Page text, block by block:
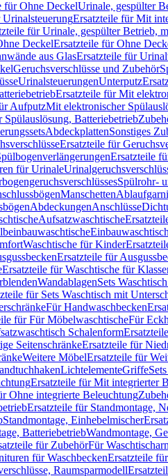
für Ohne DeckelUrinale, gespülter
Ersatzteile für Mit
für Urinale, gespülter Betrieb,
DeckelErsatzteile für Ohne
aus GlasErsatzteile für
Geruchsverschlüsse und Zubehör
UrinalsteuerungenUnterputz
Ersatzteile für Mit
AufputzMit elektronischer
Batteriebetrieb
AbdeckplattenSonstiges
Ersatzteile für
Ersatzteile
für Urinale
Spülrohr-
Manschetten
AbdeckungenAnschlüsse
Aufsatzwaschtische
Waschtische für Kinder
Ersatzteile für
Ersatzteile für Waschtische für
WandablagenSets
für Sets Waschtisch mit
Für Handwaschbecken
für Für MöbelwaschtischeFür
Schalenform
SeitenschränkeErsatzteile für
Weitere MöbelErsatzteile für
LichtelementeGriffe
Ersatzteile für Mit integrierter
Ohne integrierte Beleuchtung
Ersatzteile für Standmontage,
Standmontage, Einhebelmischer
BatteriebetriebWandmontage,
für ZubehörFür
für WaschbeckenErsatzteile
Raumsparmodell